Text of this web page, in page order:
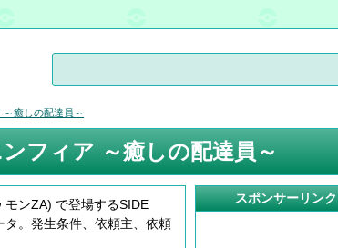
フィア ～癒しの配達員～
モンZA) で登場するSIDE
。発生条件、依頼主、依頼
スポンサーリンク
癒しの配達員～